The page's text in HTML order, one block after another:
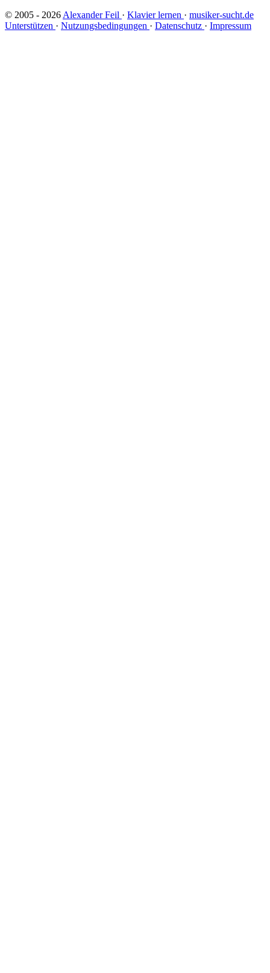
© 2005 - 2026 Alexander Feil · Klavier lernen · musiker-sucht.de
Unterstützen · Nutzungsbedingungen · Datenschutz · Impressum